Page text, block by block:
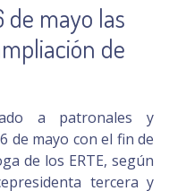
de mayo las
de
a patronales y
de mayo con el fin de
de los ERTE, según
tercera y